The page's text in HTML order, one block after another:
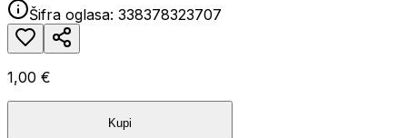
Šifra oglasa: 338378323707
1,00 €
Kupi